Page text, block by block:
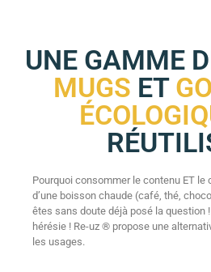
UNE GAMME
MUGS ET
Pourquoi consommer le contenu ET le
d’une boisson chaude (café, thé,
êtes sans doute déjà posé la question
hérésie ! Re-uz ® propose une
les usages.